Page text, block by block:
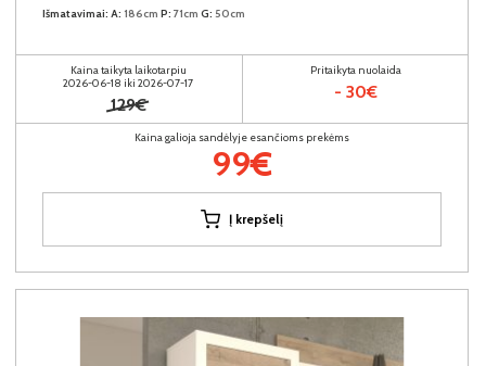
Išmatavimai: A: 186cm P: 71cm G: 50cm
Kaina taikyta laikotarpiu
2026-06-18 iki 2026-07-17
129€
Pritaikyta nuolaida
- 30€
Kaina galioja sandėlyje esančioms prekėms
99€
Į krepšelį